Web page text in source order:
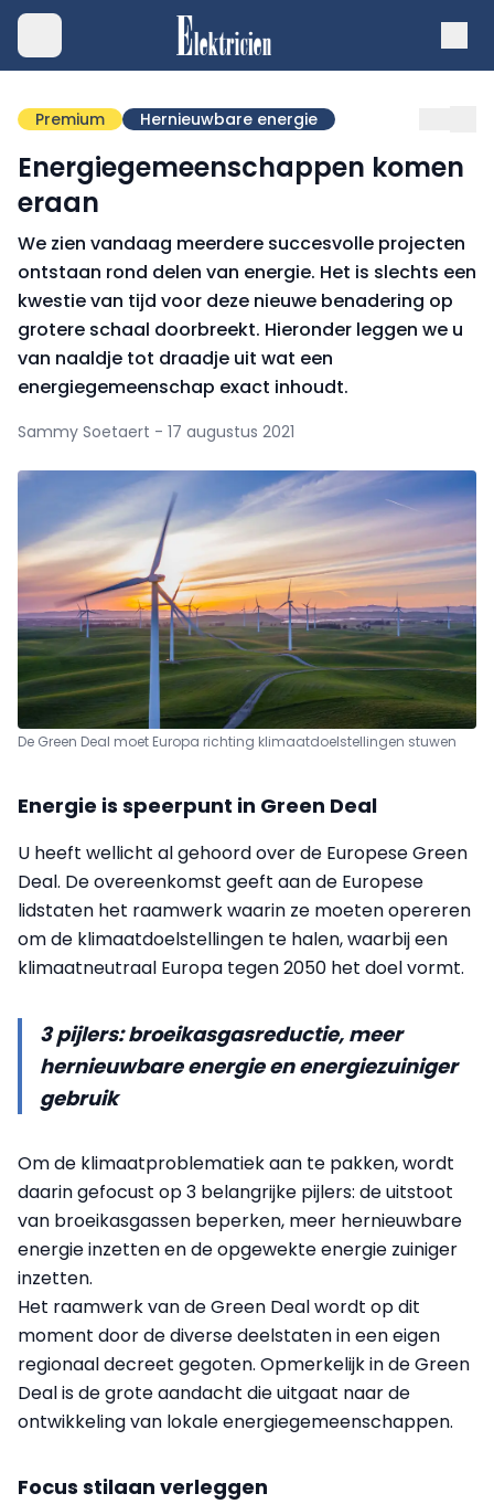
Premium Hernieuwbare energie
Energiegemeenschappen komen
eraan
We zien vandaag meerdere succesvolle projecten
ontstaan rond delen van energie. Het is slechts een
kwestie van tijd voor deze nieuwe benadering op
grotere schaal doorbreekt. Hieronder leggen we u
van naaldje tot draadje uit wat een
energiegemeenschap exact inhoudt.
Sammy Soetaert - 17 augustus 2021
De Green Deal moet Europa richting klimaatdoelstellingen stuwen
Energie is speerpunt in Green Deal
U heeft wellicht al gehoord over de Europese Green
Deal. De overeenkomst geeft aan de Europese
lidstaten het raamwerk waarin ze moeten opereren
om de klimaatdoelstellingen te halen, waarbij een
klimaatneutraal Europa tegen 2050 het doel vormt.
3 pijlers: broeikasgasreductie, meer
hernieuwbare energie en energiezuiniger
gebruik
Om de klimaatproblematiek aan te pakken, wordt
daarin gefocust op 3 belangrijke pijlers: de uitstoot
van broeikasgassen beperken, meer hernieuwbare
energie inzetten en de opgewekte energie zuiniger
inzetten.
Het raamwerk van de Green Deal wordt op dit
moment door de diverse deelstaten in een eigen
regionaal decreet gegoten. Opmerkelijk in de Green
Deal is de grote aandacht die uitgaat naar de
ontwikkeling van lokale energiegemeenschappen.
Focus stilaan verleggen